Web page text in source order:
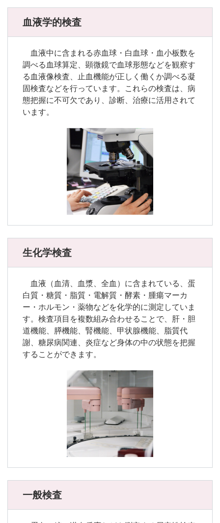
血液学的検査
血液中に含まれる赤血球・白血球・血小板数を
調べる血球算定、顕微鏡で血球形態などを観察す
る血液像検査、止血機能が正しく働くか調べる凝
固検査などを行っています。これらの検査は、病
態把握に不可欠であり、診断、治療に活用されて
います。
生化学検査
血液（血清、血漿、全血）に含まれている、蛋
白質・糖質・脂質・電解質・酵素・腫瘍マーカ
ー・ホルモン・薬物などを化学的に測定していま
す。検査項目を複数組み合わせることで、肝・胆
道機能、膵機能、腎機能、甲状腺機能、脂質代
謝、糖尿病関連、炎症など身体の中の状態を把握
することができます。
一般検査